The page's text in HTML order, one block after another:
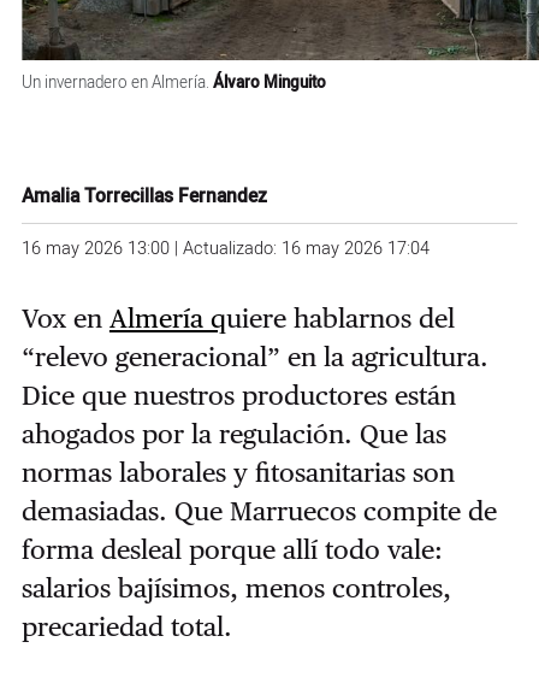
Un invernadero en Almería. Álvaro Minguito
Amalia Torrecillas Fernandez
16 may 2026 13:00 | Actualizado: 16 may 2026 17:04
Vox en Almería quiere hablarnos del
“relevo generacional” en la agricultura.
Dice que nuestros productores están
ahogados por la regulación. Que las
normas laborales y fitosanitarias son
demasiadas. Que Marruecos compite de
forma desleal porque allí todo vale:
salarios bajísimos, menos controles,
precariedad total.